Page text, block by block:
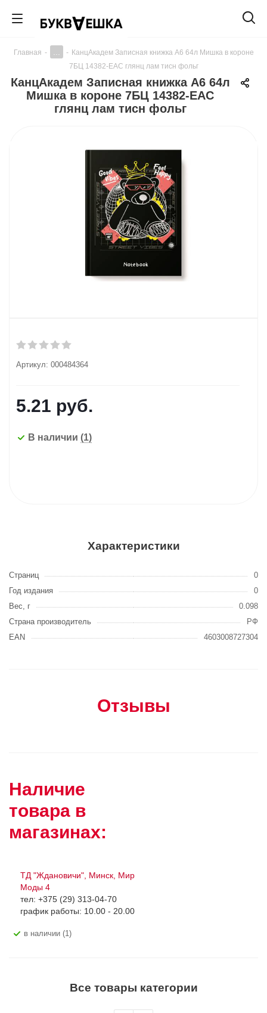
Главная - - КанцАкадем Записная книжка А6 64л Мишка в короне
7БЦ 14382-EAC глянц лам тисн фольг
КанцАкадем Записная книжка А6 64л
Мишка в короне 7БЦ 14382-EAC
глянц лам тисн фольг
Артикул: 000484364
5.21 руб.
В наличии (1)
Характеристики
Страниц
0
Год издания
0
Вес, г
0.098
Страна производитель
РФ
EAN
4603008727304
Отзывы
Наличие
товара в
магазинах:
ТД "Ждановичи", Минск, Мир
Моды 4
тел: +375 (29) 313-04-70
график работы: 10.00 - 20.00
В наличии (1)
Все товары категории